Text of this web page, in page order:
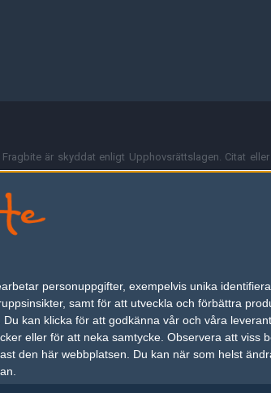
personuppgifter, exempelvis unika
samt för att utveckla och förbättra
kan klicka för att godkänna vår och våra
eller för att neka samtycke. Observera att viss
den här webbplatsen. Du kan när som helst
är skyddat enligt Upphovsrättslagen. Citat
varje enskild skribent och överensstämmer
Bohlin. För frågor rörande sajten kan du skicka iväg ett
användarspecifik information så som t.ex.
För att slippa cookies kan du stänga av cookies
här på grund av lagen om elektronisk
Fragbite,